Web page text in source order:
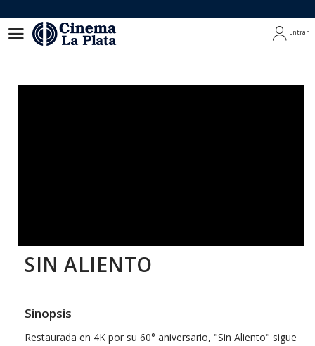
Entrar
SIN ALIENTO
Sinopsis
Restaurada en 4K por su 60° aniversario, "Sin Aliento" sigue